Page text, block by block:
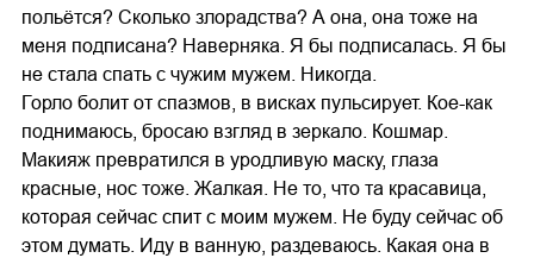
польётся? Сколько злорадства? А она, она тоже на
меня подписана? Наверняка. Я бы подписалась. Я бы
не стала спать с чужим мужем. Никогда.
Горло болит от спазмов, в висках пульсирует. Кое-как
поднимаюсь, бросаю взгляд в зеркало. Кошмар.
Макияж превратился в уродливую маску, глаза
красные, нос тоже. Жалкая. Не то, что та красавица,
которая сейчас спит с моим мужем. Не буду сейчас об
этом думать. Иду в ванную, раздеваюсь. Какая она в